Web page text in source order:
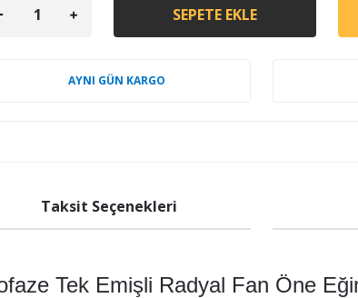
SEPETE EKLE
AYNI GÜN KARGO
Taksit Seçenekleri
Tek Emişli Radyal Fan Öne